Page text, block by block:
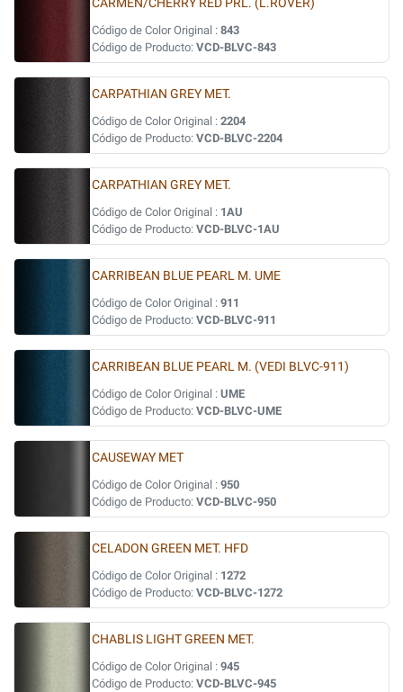
CARMEN/CHERRY RED PRL. (L.ROVER)
Código de Color Original : 843
Código de Producto: VCD-BLVC-843
CARPATHIAN GREY MET.
Código de Color Original : 2204
Código de Producto: VCD-BLVC-2204
CARPATHIAN GREY MET.
Código de Color Original : 1AU
Código de Producto: VCD-BLVC-1AU
CARRIBEAN BLUE PEARL M. UME
Código de Color Original : 911
Código de Producto: VCD-BLVC-911
CARRIBEAN BLUE PEARL M. (VEDI BLVC-911)
Código de Color Original : UME
Código de Producto: VCD-BLVC-UME
CAUSEWAY MET
Código de Color Original : 950
Código de Producto: VCD-BLVC-950
CELADON GREEN MET. HFD
Código de Color Original : 1272
Código de Producto: VCD-BLVC-1272
CHABLIS LIGHT GREEN MET.
Código de Color Original : 945
Código de Producto: VCD-BLVC-945